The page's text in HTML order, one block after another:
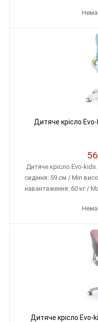
Дитяче крісло
Дитяче крісло Evo-
сидіння: 59 см / Min
навантаження: 60 кг /
Дитяче крісло Evo-